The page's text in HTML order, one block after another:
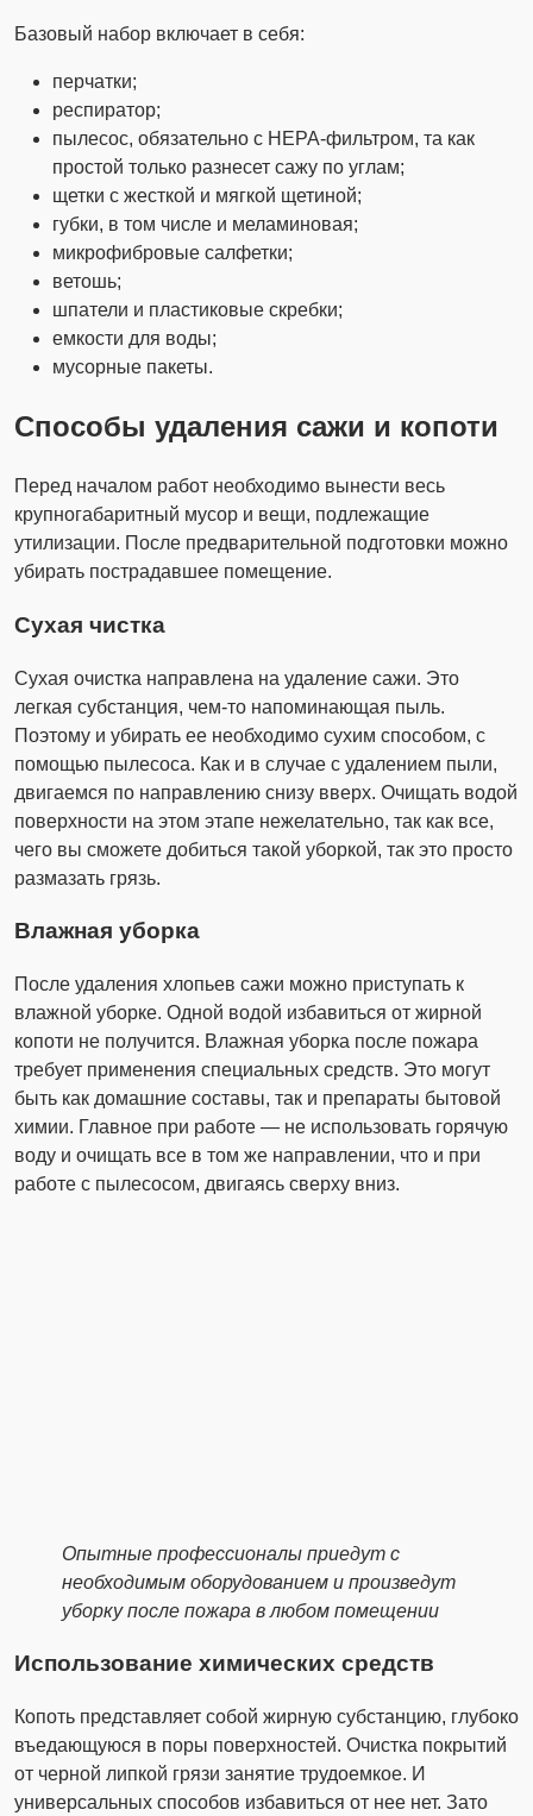
Базовый набор включает в себя:
перчатки;
респиратор;
пылесос, обязательно с HEPA-фильтром, та как
простой только разнесет сажу по углам;
щетки с жесткой и мягкой щетиной;
губки, в том числе и меламиновая;
микрофибровые салфетки;
ветошь;
шпатели и пластиковые скребки;
емкости для воды;
мусорные пакеты.
Способы удаления сажи и копоти
Перед началом работ необходимо вынести весь
крупногабаритный мусор и вещи, подлежащие
утилизации. После предварительной подготовки можно
убирать пострадавшее помещение.
Сухая чистка
Сухая очистка направлена на удаление сажи. Это
легкая субстанция, чем-то напоминающая пыль.
Поэтому и убирать ее необходимо сухим способом, с
помощью пылесоса. Как и в случае с удалением пыли,
двигаемся по направлению снизу вверх. Очищать водой
поверхности на этом этапе нежелательно, так как все,
чего вы сможете добиться такой уборкой, так это просто
размазать грязь.
Влажная уборка
После удаления хлопьев сажи можно приступать к
влажной уборке. Одной водой избавиться от жирной
копоти не получится. Влажная уборка после пожара
требует применения специальных средств. Это могут
быть как домашние составы, так и препараты бытовой
химии. Главное при работе — не использовать горячую
воду и очищать все в том же направлении, что и при
работе с пылесосом, двигаясь сверху вниз.
Опытные профессионалы приедут с
необходимым оборудованием и произведут
уборку после пожара в любом помещении
Использование химических средств
Копоть представляет собой жирную субстанцию, глубоко
въедающуюся в поры поверхностей. Очистка покрытий
от черной липкой грязи занятие трудоемкое. И
универсальных способов избавиться от нее нет. Зато